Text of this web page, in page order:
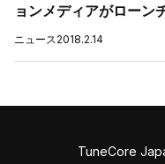
ョンメディアがローン
ニュース 2018.2.14
TuneCore